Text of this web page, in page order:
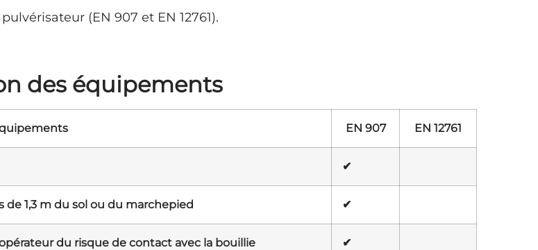
(EN 907 et EN 12761).
des équipements
EN 907 EN 12761
✔
1,3 m du sol ou du marchepied ✔
du risque de contact avec la bouillie ✔